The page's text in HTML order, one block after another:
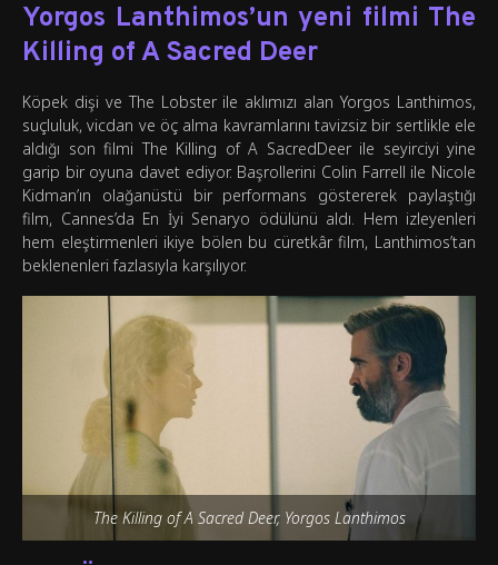
Yorgos Lanthimos’un yeni filmi The
Killing of A Sacred Deer
Köpek dişi ve The Lobster ile aklımızı alan Yorgos Lanthimos,
suçluluk, vicdan ve öç alma kavramlarını tavizsiz bir sertlikle ele
aldığı son filmi The Killing of A SacredDeer ile seyirciyi yine
garip bir oyuna davet ediyor. Başrollerini Colin Farrell ile Nicole
Kidman’ın olağanüstü bir performans göstererek paylaştığı
film, Cannes’da En İyi Senaryo ödülünü aldı. Hem izleyenleri
hem eleştirmenleri ikiye bölen bu cüretkâr film, Lanthimos’tan
beklenenleri fazlasıyla karşılıyor.
The Killing of A Sacred Deer, Yorgos Lanthimos